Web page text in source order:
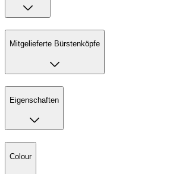
Mitgelieferte Bürstenköpfe
Eigenschaften
Colour